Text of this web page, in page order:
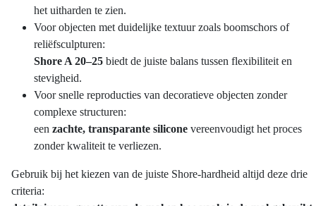
het uitharden te zien.
Voor objecten met duidelijke textuur zoals boomschors of
reliëfsculpturen:
Shore A 20–25 biedt de juiste balans tussen flexibiliteit en
stevigheid.
Voor snelle reproducties van decoratieve objecten zonder
complexe structuren:
een zachte, transparante silicone vereenvoudigt het proces
zonder kwaliteit te verliezen.
Gebruik bij het kiezen van de juiste Shore-hardheid altijd deze drie
criteria: